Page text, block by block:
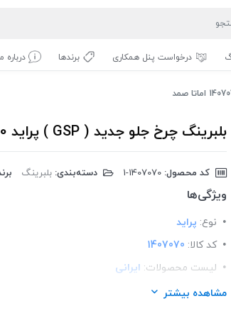
درخواست پنل همکاری برندها درباره
بلبرینگ چرخ جلو جدید ( GSP ) پراید 1407070 اماتا صمد
کد محصول: دسته‌بندی: بلبرینگ
ویژگی‌ها
نوع: پراید
کد کالا: 1407070
لیست محصولات: ایرانی
برند:اماتا صمد
مشاهده بیشتر